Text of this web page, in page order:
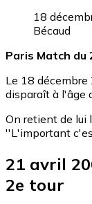
18
Bécaud
Paris Match du
Le 18
disparaît à l'âge
On retient de lui
''L'important
21 avril
2e tour